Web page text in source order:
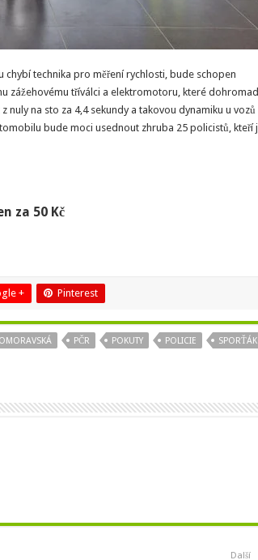
technika pro měření rychlosti, bude schopen
zážehovému tříválci a elektromotoru, které
na sto za 4,4 sekundy a takovou dynamiku u vozů
bude moci usednout zhruba 25 policistů, kteří
za 50 Kč
+ Pinterest
PČR POKUTY POLICIE
SPORŤÁK
Další